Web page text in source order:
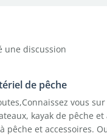
une discussion
de pêche
vous
kayak de pêche et
pêche et accessoires.